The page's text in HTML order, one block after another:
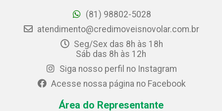
(81) 98802-5028
atendimento@credimoveisnovolar.com.br
Seg/Sex das 8h às 18h
Sáb das 8h às 12h
Siga nosso perfil no Instagram
Acesse nossa página no Facebook
Área do Representante